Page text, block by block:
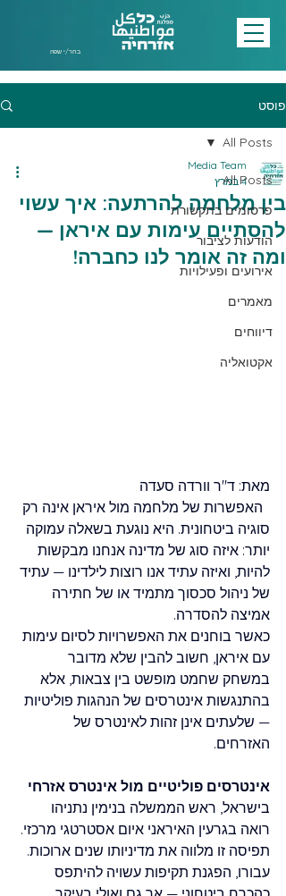
בחר/י שפה
פוסט
All Posts
פרסומים בתקשורת
הודעות לציבור
אירועים ופעילויות
מאמרים
דיווחים
אקטואליה
All Posts
בין מלחמה להרתעה: איך עשוי
להסתיים עימות עם איראן —
ומה זה אומר לנו כחברה!
Media Team
4 במרץ
מאת: ד"ר וורדה סעדה
  האפשרות של מלחמה מול איראן אינה רק
סוגיה ביטחונית. היא נוגעת בשאלה עמוקה
יותר: איזה סוג של מדינה אנחנו מבקשות
להיות, ואיזה עתיד אנו רוצות לילדינו — עתיד
של ניהול סכסוך מתמיד או של חתירה
אמיצה להסדרה.
כאשר בוחנים את האפשרויות לסיום עימות
עם איראן, חשוב להבין שלא מדובר
במשחק שחמט מופשט בין צבאות, אלא
בהתנגשות אינטרסים של הנהגות פוליטיות
— שלעתים אינן זהות לאינטרס של
האזרחים.
אינטרסים פוליטיים מול אינטרס אזרחי
בישראל, ראש הממשלה בנימין נתניהו
רואה בגרעין האיראני איום אסטרטגי מרכזי.
תפיסה זו מלווה את מדיניותו שנים ארוכות.
עבורו, הפגנת תקיפות עשויה להיתפס